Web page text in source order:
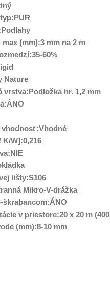
(mm):3 mm na 2 m
60%
Nature
hr. 1,2 mm
vhodnosť:Vhodné
K/W]:0,216
lišty:S106
Mikro-V-drážka
v priestore:20 x 20 m
(mm):8-10 mm